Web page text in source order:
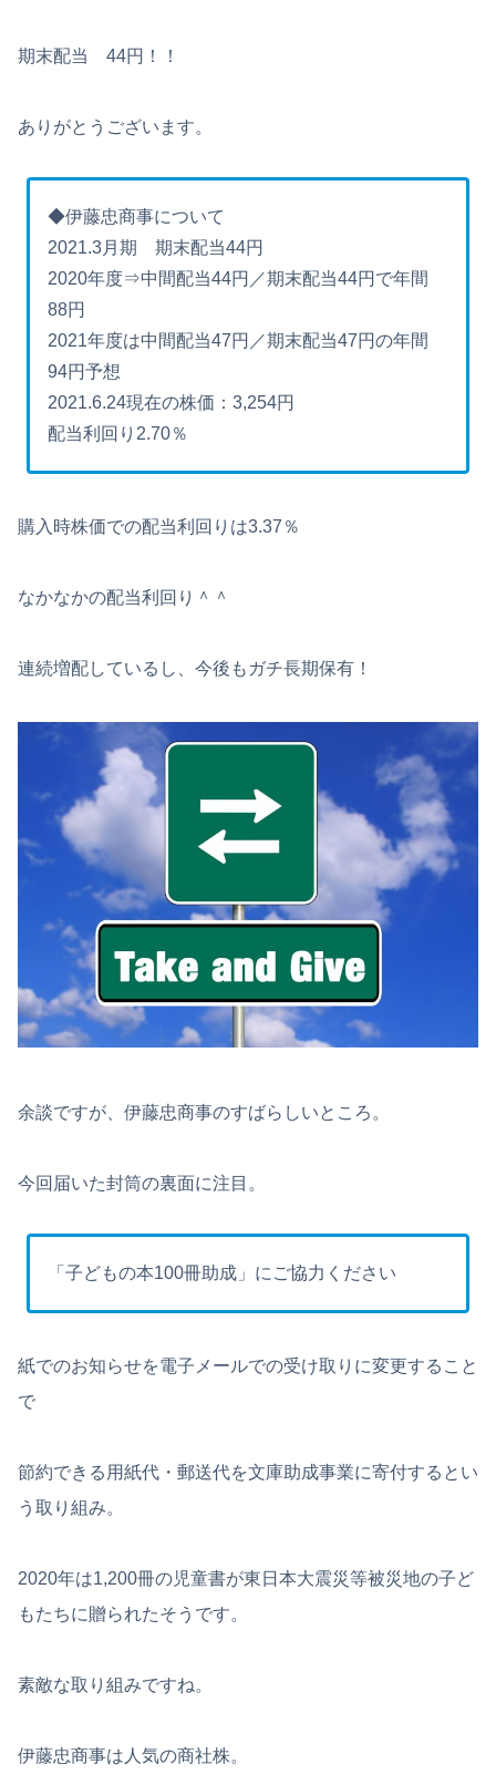
期末配当 44円！！
ありがとうございます。
◆伊藤忠商事について
2021.3月期 期末配当44円
2020年度⇒中間配当44円／期末配当44円で年間
88円
2021年度は中間配当47円／期末配当47円の年間
94円予想
2021.6.24現在の株価：3,254円
配当利回り2.70％
購入時株価での配当利回りは3.37％
なかなかの配当利回り＾＾
連続増配しているし、今後もガチ長期保有！
余談ですが、伊藤忠商事のすばらしいところ。
今回届いた封筒の裏面に注目。
「子どもの本100冊助成」にご協力ください
紙でのお知らせを電子メールでの受け取りに変更すること
で
節約できる用紙代・郵送代を文庫助成事業に寄付するとい
う取り組み。
2020年は1,200冊の児童書が東日本大震災等被災地の子ど
もたちに贈られたそうです。
素敵な取り組みですね。
伊藤忠商事は人気の商社株。